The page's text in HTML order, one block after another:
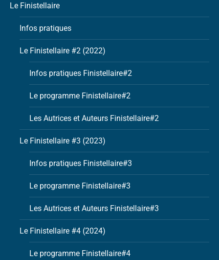
Le Finistellaire
Infos pratiques
Le Finistellaire #2 (2022)
Infos pratiques Finistellaire#2
Le programme Finistellaire#2
Les Autrices et Auteurs Finistellaire#2
Le Finistellaire #3 (2023)
Infos pratiques Finistellaire#3
Le programme Finistellaire#3
Les Autrices et Auteurs Finistellaire#3
Le Finistellaire #4 (2024)
Le programme Finistellaire#4